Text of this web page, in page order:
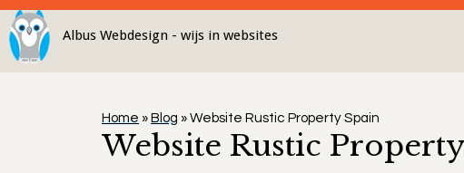
Ga
naar
de
Home » Blog » Website Rustic Property Spain
Website Rustic